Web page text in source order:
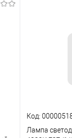
Код:
Лампа